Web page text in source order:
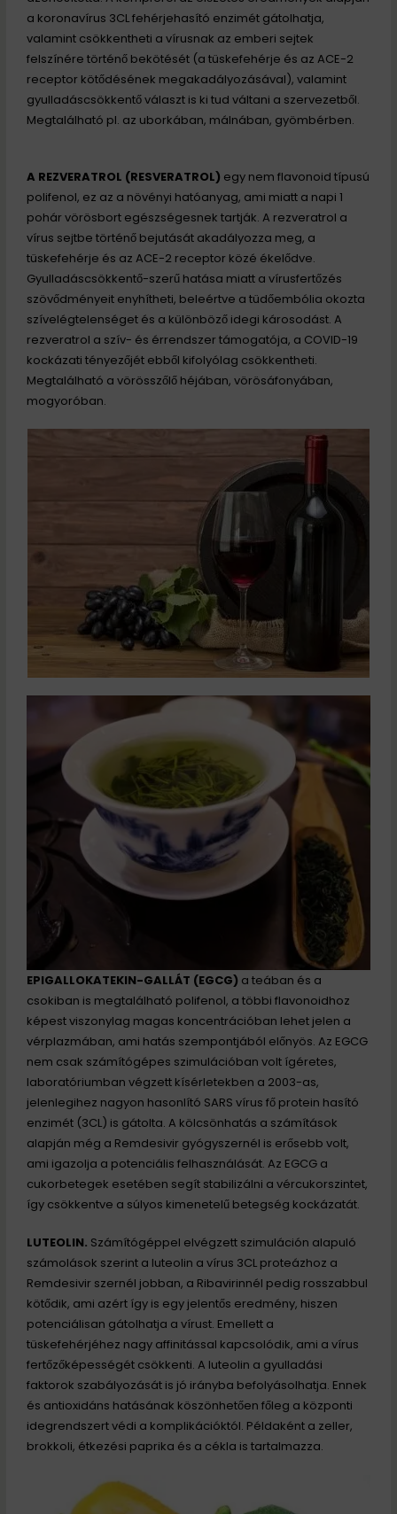
a koronavírus 3CL fehérjehasító enzimét gátolhatja,
valamint csökkentheti a vírusnak az emberi sejtek
felszínére történő bekötését (a tüskefehérje és az ACE-2
receptor kötődésének megakadályozásával), valamint
gyulladáscsökkentő választ is ki tud váltani a szervezetből.
Megtalálható pl. az uborkában, málnában, gyömbérben.
A REZVERATROL (RESVERATROL) egy nem flavonoid típusú
polifenol, ez az a növényi hatóanyag, ami miatt a napi 1
pohár vörösbort egészségesnek tartják. A rezveratrol a
vírus sejtbe történő bejutását akadályozza meg, a
tüskefehérje és az ACE-2 receptor közé ékelődve.
Gyulladáscsökkentő-szerű hatása miatt a vírusfertőzés
szövődményeit enyhítheti, beleértve a tüdőembólia okozta
szívelégtelenséget és a különböző idegi károsodást. A
rezveratrol a szív- és érrendszer támogatója, a COVID-19
kockázati tényezőjét ebből kifolyólag csökkentheti.
Megtalálható a vörösszőlő héjában, vörösáfonyában,
mogyoróban.
EPIGALLOKATEKIN-GALLÁT (EGCG) a teában és a
csokiban is megtalálható polifenol, a többi flavonoidhoz
képest viszonylag magas koncentrációban lehet jelen a
vérplazmában, ami hatás szempontjából előnyös. Az EGCG
nem csak számítógépes szimulációban volt ígéretes,
laboratóriumban végzett kísérletekben a 2003-as,
jelenlegihez nagyon hasonlító SARS vírus fő protein hasító
enzimét (3CL) is gátolta. A kölcsönhatás a számítások
alapján még a Remdesivir gyógyszernél is erősebb volt,
ami igazolja a potenciális felhasználását. Az EGCG a
cukorbetegek esetében segít stabilizálni a vércukorszintet,
így csökkentve a súlyos kimenetelű betegség kockázatát.
LUTEOLIN. Számítógéppel elvégzett szimuláción alapuló
számolások szerint a luteolin a vírus 3CL proteázhoz a
Remdesivir szernél jobban, a Ribavirinnél pedig rosszabbul
kötődik, ami azért így is egy jelentős eredmény, hiszen
potenciálisan gátolhatja a vírust. Emellett a
tüskefehérjéhez nagy affinitással kapcsolódik, ami a vírus
fertőzőképességét csökkenti. A luteolin a gyulladási
faktorok szabályozását is jó irányba befolyásolhatja. Ennek
és antioxidáns hatásának köszönhetően főleg a központi
idegrendszert védi a komplikációktól. Példaként a zeller,
brokkoli, étkezési paprika és a cékla is tartalmazza.